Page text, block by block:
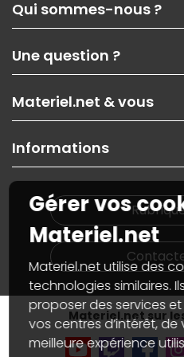
Qui sommes-nous ?
Nos services
Les magasins Materiel.net
Nos solutions pour les pros
Contactez-nous
Une question ?
Paiement, livraison
Garanties,Pack Zen
SAV, demander un retour
Informations
Materiel.net & vous
On rachète votre carte
PC sur mesure : Votre RDV
Notre démarche écologique
Materiel.net recrute
Notre programme d'affiliation
Partenariat & Sponsoring
Informations
Plan du site
Nos marques
Conditions générales de
Marketplace
Informations légales
Données personnelles et
Gérer vos cookies
Accessibilité : non conforme
Materiel.net sur
Gérer vos
Materiel.net
Materiel.net utilise des
technologies similaires.
proposer des services
vos centres d’intérêt,
meilleure expérience